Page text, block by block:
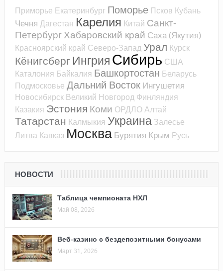
Приморье Екатеринбург Поморье Псков Кубань
Чечня Дагестан Карелия Китай Санкт-
Петербург Хабаровский край Саха (Якутия)
Красноярский край Северо-Запад Урал Курск
Кёнигсберг ИнгрияСибирь США
Каталония Байкалия Башкортостан Беларусь
Подмосковье Дальний Восток Ингушетия
Новосибирск Великий Новгород Финляндия
Казакия Эстония Коми ОРДЛОАлтай
Татарстан Калмыкия Украина Залесье
Литва Кавказ Москва Бурятия Крым Русь
НОВОСТИ
Таблица чемпионата НХЛ
Май 08, 2026
Веб-казино с бездепозитными бонусами
Март 31, 2026